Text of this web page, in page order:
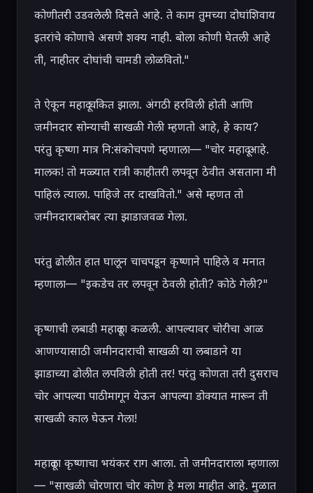
कोणीतरी उडवलेली दिसते आहे. ते काम तुमच्या दोघांशिवाय
इतरांचे कोणाचे असणे शक्य नाही. बोला कोणी घेतली आहे
ती, नाहीतर दोघांची चामडी लोळवितो."
ते ऐकून महादू चकित झाला. अंगठी हरविली होती आणि
जमीनदार सोन्याची साखळी गेली म्हणतो आहे, हे काय?
परंतु कृष्णा मात्र नि:संकोचपणे म्हणाला— "चोर महादू आहे.
मालक! तो मळ्यात रात्री काहीतरी लपवून ठेवीत असताना मी
पाहिलं त्याला. पाहिजे तर दाखवितो." असे म्हणत तो
जमीनदाराबरोबर त्या झाडाजवळ गेला.
परंतु ढोलीत हात घालून चाचपडून कृष्णाने पाहिले व मनात
म्हणाला— "इकडेच तर लपवून ठेवली होती? कोठे गेली?"
कृष्णाची लबाडी महादूला कळली. आपल्यावर चोरीचा आळ
आणण्यासाठी जमीनदाराची साखळी या लबाडाने या
झाडाच्या ढोलीत लपविली होती तर! परंतु कोणता तरी दुसराच
चोर आपल्या पाठीमागून येऊन आपल्या डोक्यात मारून ती
साखळी काल घेऊन गेला!
महादूला कृष्णाचा भयंकर राग आला. तो जमीनदाराला म्हणाला
— "साखळी चोरणारा चोर कोण हे मला माहीत आहे. मुळात